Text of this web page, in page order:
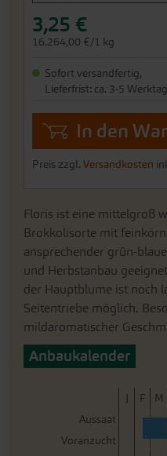
3,25 €
16.264,00 €/1 kg
Sofort versandfertig,
Lieferfrist: ca. 3-5
In den
Preis zzgl. Versandkosten
der
Bildergalerie
springen
Floris ist eine mittelgroß
Brokkolisorte mit
ansprechender grün-
und Herbstanbau
der Hauptblume ist noch
Seitentriebe möglich.
mildaromatischer
Anbaukalender
J F M
Aussaat
Voranzucht